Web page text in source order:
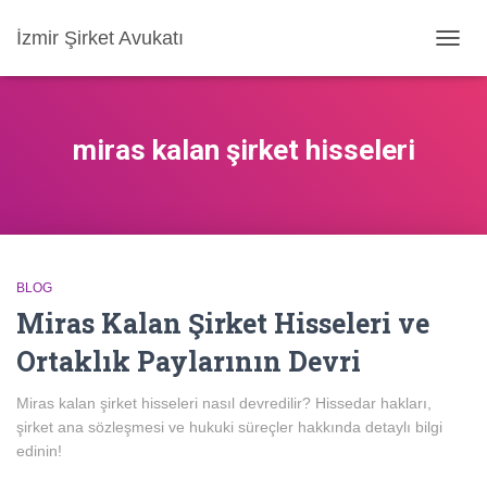
İzmir Şirket Avukatı
AÇ/
miras kalan şirket hisseleri
BLOG
Miras Kalan Şirket Hisseleri ve
Ortaklık Paylarının Devri
Miras kalan şirket hisseleri nasıl devredilir? Hissedar hakları,
şirket ana sözleşmesi ve hukuki süreçler hakkında detaylı bilgi
edinin!